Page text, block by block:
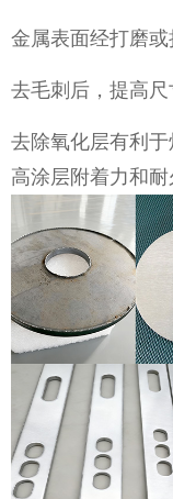
金属表面经打磨或
去毛刺后，提高尺
去除氧化层有利
高涂层附着力和耐